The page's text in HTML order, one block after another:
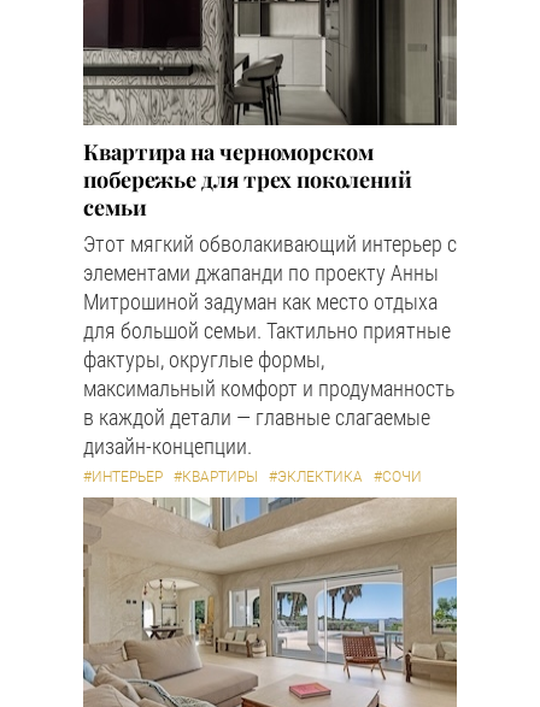
Квартира на черноморском
побережье для трех поколений
семьи
Этот мягкий обволакивающий интерьер с
элементами джапанди по проекту Анны
Митрошиной задуман как место отдыха
для большой семьи. Тактильно приятные
фактуры, округлые формы,
максимальный комфорт и продуманность
в каждой детали — главные слагаемые
дизайн-концепции.
#ИНТЕРЬЕР #КВАРТИРЫ #ЭКЛЕКТИКА #СОЧИ